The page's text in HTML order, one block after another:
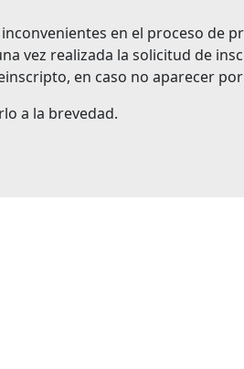
en el proceso de
vez realizada la solicitud de
en caso no aparecer
a la brevedad.